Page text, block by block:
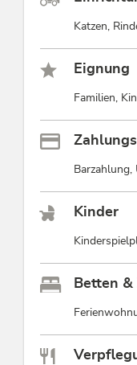
Katzen,
Eignung
Familien,
Kinder
Betten